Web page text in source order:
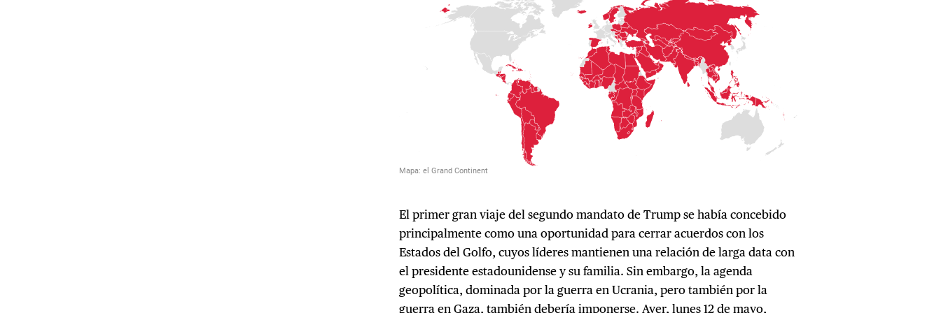
El primer gran viaje del segundo mandato de Trump se había concebido
principalmente como una oportunidad para cerrar acuerdos con los
Estados del Golfo, cuyos líderes mantienen una relación de larga data con
el presidente estadounidense y su familia. Sin embargo, la agenda
geopolítica, dominada por la guerra en Ucrania, pero también por la
guerra en Gaza, también debería imponerse. Ayer, lunes 12 de mayo,